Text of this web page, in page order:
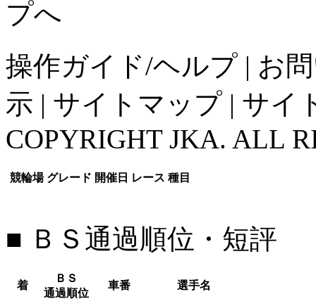
操作ガイド/ヘルプ | お
示 | サイトマップ | サイ
COPYRIGHT JKA. ALL
競輪場 グレード 開催日 レース 種目
■ ＢＳ通過順位・短評
着
ＢＳ
通過順位
車番 選手名